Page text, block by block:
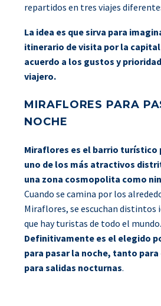
repartidos en tres viajes
La idea es que sirva para
itinerario de visita por la
acuerdo a los gustos y
viajero.
MIRAFLORES PARA
NOCHE
Miraflores es el barrio turístico
uno de los más atractivos
una zona cosmopolita como
Cuando se camina por los
Miraflores, se escuchan distintos
que hay turistas de todo el mundo.
Definitivamente es el elegido
para pasar la noche, tanto
para salidas nocturnas.